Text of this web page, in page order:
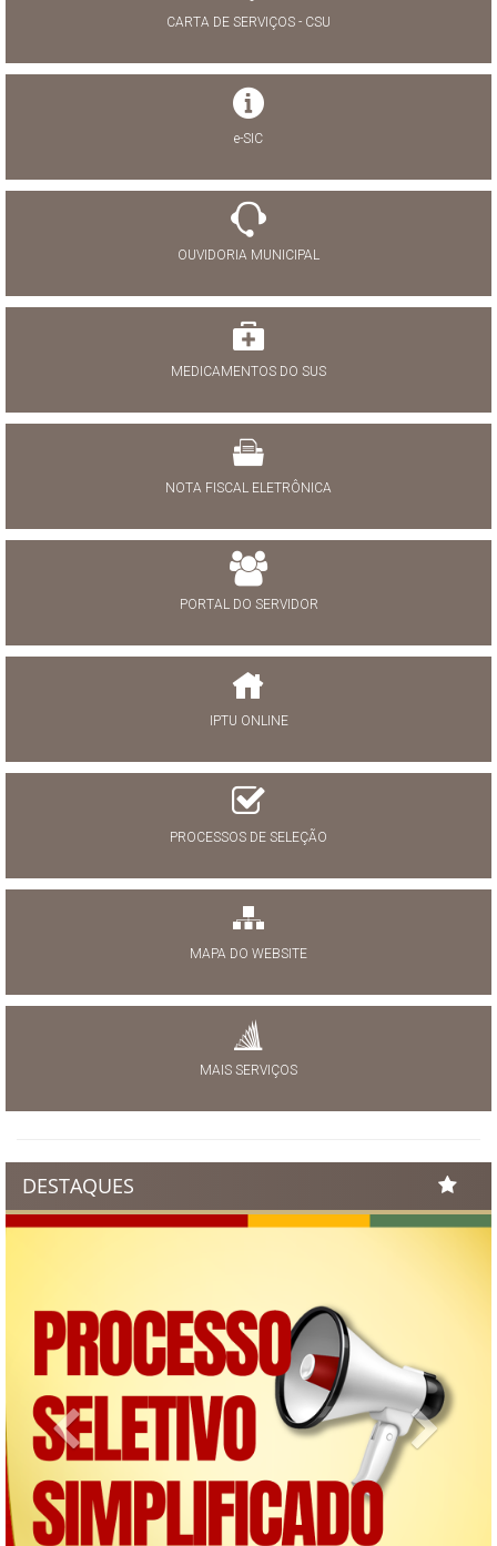
CARTA DE SERVIÇOS - CSU
e-SIC
OUVIDORIA MUNICIPAL
MEDICAMENTOS DO SUS
NOTA FISCAL ELETRÔNICA
PORTAL DO SERVIDOR
IPTU ONLINE
PROCESSOS DE SELEÇÃO
MAPA DO WEBSITE
MAIS SERVIÇOS
DESTAQUES
Previous Next